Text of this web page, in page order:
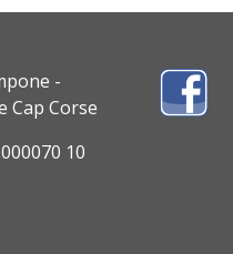
-
Cap Corse
10